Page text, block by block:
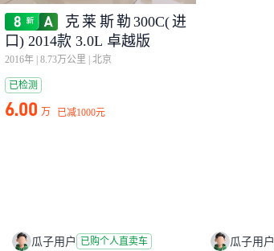
克莱斯勒300C(进
口) 2014款 3.0L 卓越版
2016年 8.73万公里 北京
已检测
6.00 万 已减1000元
瓜子用户 已购个人直卖车 瓜子用户